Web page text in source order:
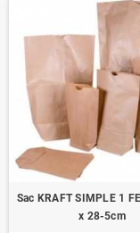
Sac KRAFT SIMPLE 1
x 28-5cm